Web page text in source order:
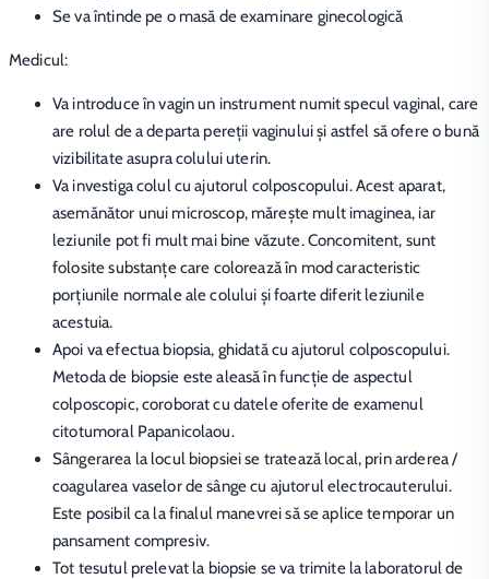
Se va întinde pe o masă de examinare ginecologică
Medicul:
Va introduce în vagin un instrument numit specul vaginal, care
are rolul de a departa pereţii vaginului şi astfel să ofere o bună
vizibilitate asupra colului uterin.
Va investiga colul cu ajutorul colposcopului. Acest aparat,
asemănător unui microscop, mărește mult imaginea, iar
leziunile pot fi mult mai bine văzute. Concomitent, sunt
folosite substanțe care colorează în mod caracteristic
porțiunile normale ale colului și foarte diferit leziunile
acestuia.
Apoi va efectua biopsia, ghidată cu ajutorul colposcopului.
Metoda de biopsie este aleasă în funcție de aspectul
colposcopic, coroborat cu datele oferite de examenul
citotumoral Papanicolaou.
Sângerarea la locul biopsiei se tratează local, prin arderea /
coagularea vaselor de sânge cu ajutorul electrocauterului.
Este posibil ca la finalul manevrei să se aplice temporar un
pansament compresiv.
Tot tesutul prelevat la biopsie se va trimite la laboratorul de